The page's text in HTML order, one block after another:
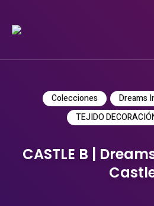
Do it yourself
Colecciones
Dreams
TEJIDO
CASTLE B |